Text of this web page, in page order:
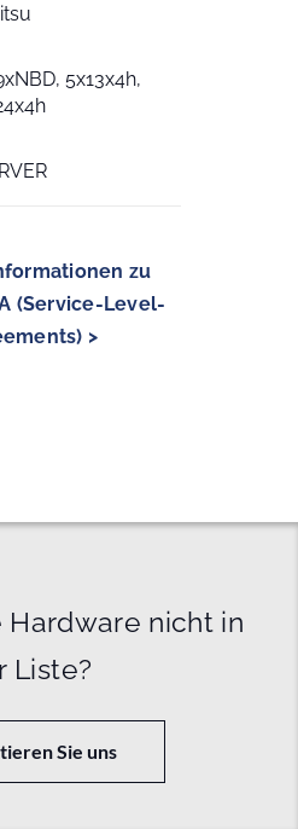
5x13x4h,
zu
(Service-Level-
>
Hardware nicht in
Liste?
Sie uns